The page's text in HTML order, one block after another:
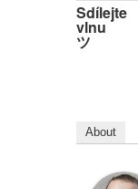
Sdílejte
vlnu
ツ
About